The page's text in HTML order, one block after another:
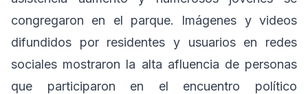
congregaron en el parque. Imágenes y videos
difundidos por residentes y usuarios en redes
sociales mostraron la alta afluencia de personas
que participaron en el encuentro político